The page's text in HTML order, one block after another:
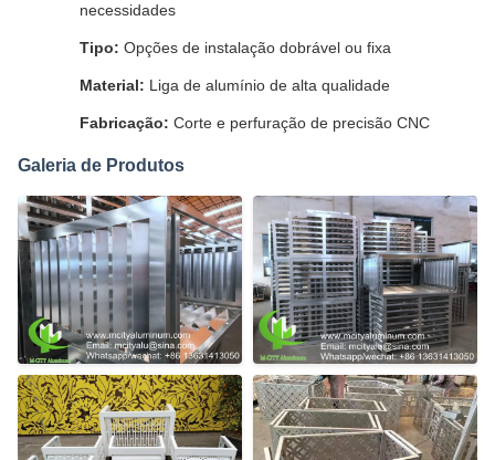
necessidades
Tipo: Opções de instalação dobrável ou fixa
Material: Liga de alumínio de alta qualidade
Fabricação: Corte e perfuração de precisão CNC
Galeria de Produtos